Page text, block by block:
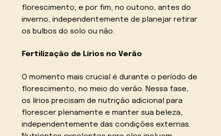
florescimento; e por fim, no outono, antes do
inverno, independentemente de planejar retirar
os bulbos do solo ou não.
Fertilização de Lírios no Verão
O momento mais crucial é durante o período de
florescimento, no meio do verão. Nessa fase,
os lírios precisam de nutrição adicional para
florescer plenamente e manter sua beleza,
independentemente das condições externas.